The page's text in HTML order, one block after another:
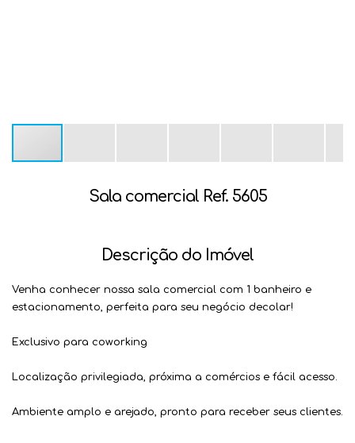
Sala comercial Ref. 5605
Descrição do Imóvel
Venha conhecer nossa sala comercial com 1 banheiro e
estacionamento, perfeita para seu negócio decolar!
Exclusivo para coworking
Localização privilegiada, próxima a comércios e fácil acesso.
Ambiente amplo e arejado, pronto para receber seus clientes.